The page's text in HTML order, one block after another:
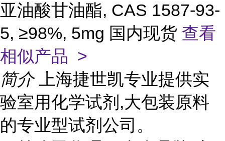
亚油酸甘油酯, CAS 1587-93-
5, ≥98%, 5mg 国内现货 查看
相似产品 >
简介
上海捷世凯专业提供实
验室用化学试剂,大包装原料
的专业型试剂公司。